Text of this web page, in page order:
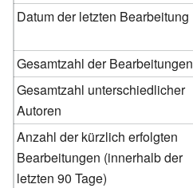
Datum der letzten Bearbeitung
Gesamtzahl der Bearbeitungen
Gesamtzahl unterschiedlicher
Autoren
Anzahl der kürzlich erfolgten
Bearbeitungen (innerhalb der
letzten 90 Tage)